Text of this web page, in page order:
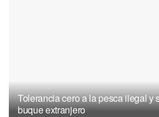
Tolerancia cero a la pesca ilegal y
buque extranjero